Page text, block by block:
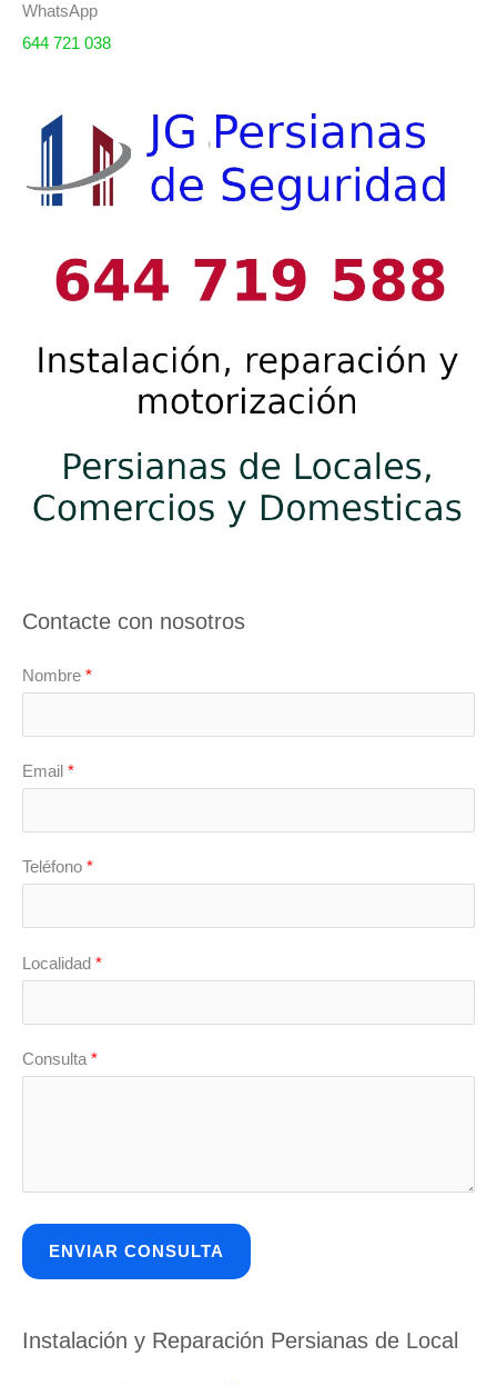
WhatsApp
644 721 038
Contacte con nosotros
Nombre *
Email *
Teléfono *
Localidad *
Consulta*
Instalación y Reparación Persianas de Local